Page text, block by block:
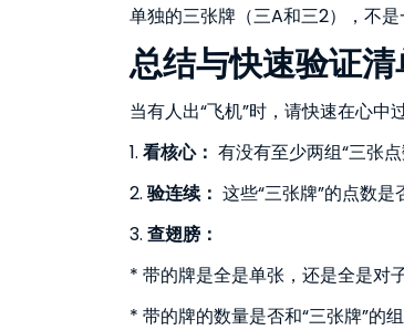
单独的三张牌（三A和三2），不是
总结与快速验证
当有人出“飞机”时，请快速在心中
1. 看核心： 有没有至少两组“三张点
2. 验连续： 这些“三张牌”的点数是
3. 查翅膀：
* 带的牌是全是单张，还是全是对
* 带的牌的数量是否和“三张牌”的